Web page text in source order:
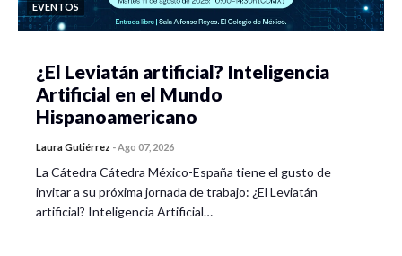
EVENTOS
¿El Leviatán artificial? Inteligencia
Artificial en el Mundo
Hispanoamericano
Laura Gutiérrez -Ago 07, 2026
La Cátedra Cátedra México-España tiene el gusto de
invitar a su próxima jornada de trabajo: ¿El Leviatán
artificial? Inteligencia Artificial…